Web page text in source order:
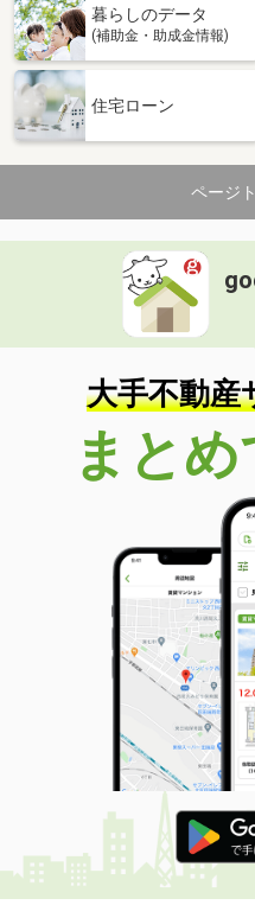
暮らしのデータ
(補助金・助成金情報)
住宅ローン
ページ
大手不動産
まとめ